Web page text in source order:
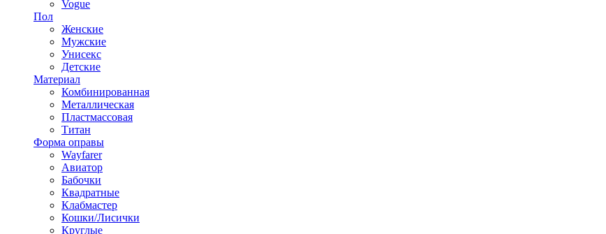
Vogue
Пол
Женские
Мужские
Унисекс
Детские
Материал
Комбинированная
Металлическая
Пластмассовая
Титан
Форма оправы
Wayfarer
Авиатор
Бабочки
Квадратные
Клабмастер
Кошки/Лисички
Круглые